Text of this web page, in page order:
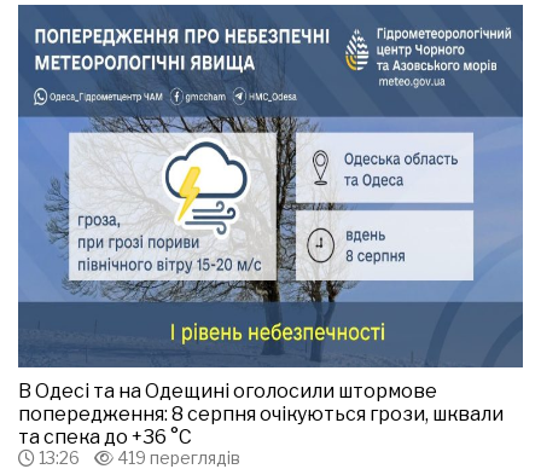
В Одесі та на Одещині оголосили штормове
попередження: 8 серпня очікуються грози, шквали
та спека до +36 °С
13:26 419 переглядів